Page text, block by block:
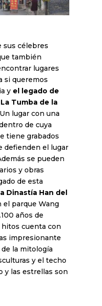
sus célebres
también
lugares
si queremos
y el legado de
La Tumba de la
Un lugar con una
de cuya
tiene grabados
defienden el lugar
se pueden
y obras
de esta
Dinastía Han del
el parque Wang
años de
cuenta con
impresionante
la mitología
y el techo
y las estrellas son